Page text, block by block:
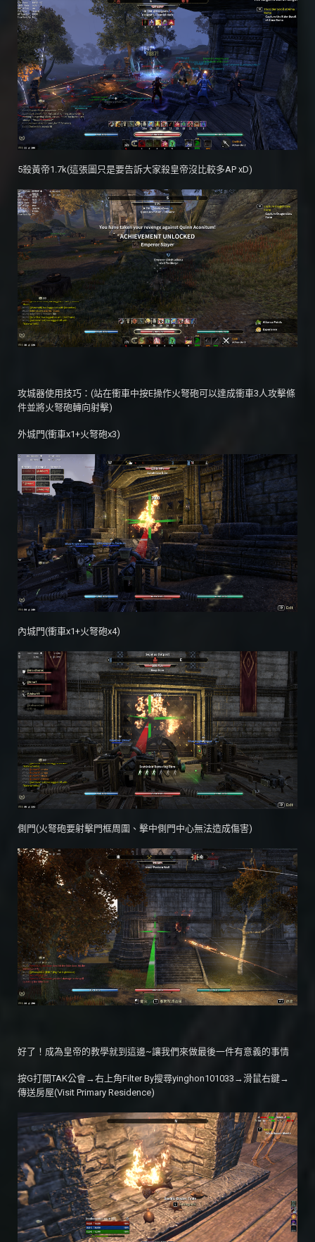
5殺黃帝1.7k(這張圖只是要告訴大家殺皇帝沒比較多AP xD)
攻城器使用技巧：(站在衝車中按E操作火弩砲可以達成衝車3人攻擊條
件並將火弩砲轉向射擊)
外城門(衝車x1+火弩砲x3)
內城門(衝車x1+火弩砲x4)
側門(火弩砲要射擊門框周圍、擊中側門中心無法造成傷害)
好了！成為皇帝的教學就到這邊~讓我們來做最後一件有意義的事情
按G打開TAK公會→右上角Filter By搜尋yinghon101033→滑鼠右鍵→
傳送房屋(Visit Primary Residence)